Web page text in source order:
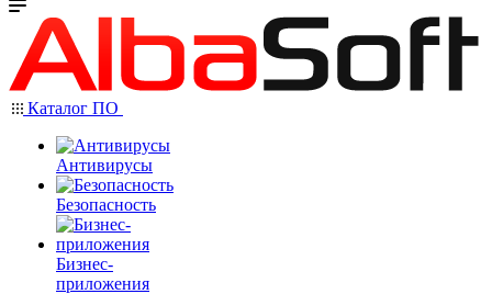
Каталог ПО
Антивирусы
Безопасность
Бизнес-
приложения